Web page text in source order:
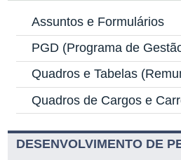
Assuntos e Formulários
PGD (Programa de
Quadros e Tabelas
Quadros de Cargos e
DESENVOLVIMENTO DE